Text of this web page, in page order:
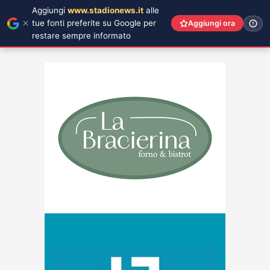
Aggiungi www.stadionews.it alle
tue fonti preferite su Google per
restare sempre informato
Aggiungi ora